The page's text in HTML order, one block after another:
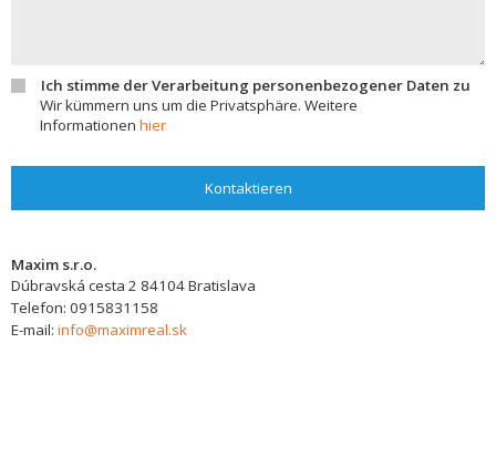
Ich stimme der Verarbeitung personenbezogener Daten zu
Wir kümmern uns um die Privatsphäre. Weitere
Informationen hier
Kontaktieren
Maxim s.r.o.
Dúbravská cesta 2 84104Bratislava
Telefon: 0915831158
E-mail: info@maximreal.sk